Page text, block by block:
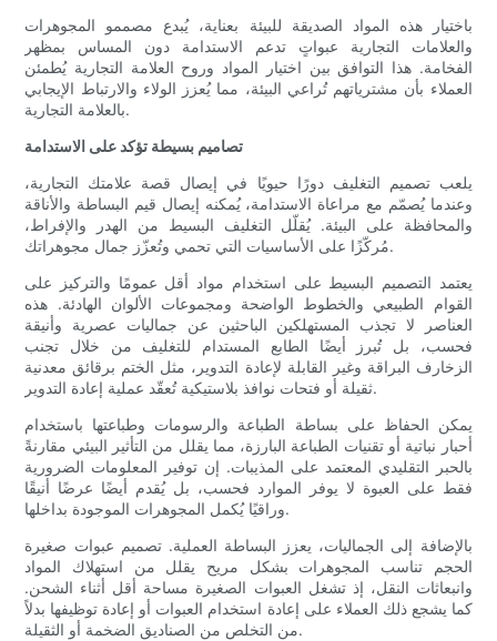
باختيار هذه المواد الصديقة للبيئة بعناية، يُبدع مصممو المجوهرات
والعلامات التجارية عبواتٍ تدعم الاستدامة دون المساس بمظهر
الفخامة. هذا التوافق بين اختيار المواد وروح العلامة التجارية يُطمئن
العملاء بأن مشترياتهم تُراعي البيئة، مما يُعزز الولاء والارتباط الإيجابي
بالعلامة التجارية.
تصاميم بسيطة تؤكد على الاستدامة
يلعب تصميم التغليف دورًا حيويًا في إيصال قصة علامتك التجارية،
وعندما يُصمّم مع مراعاة الاستدامة، يُمكنه إيصال قيم البساطة والأناقة
والمحافظة على البيئة. يُقلّل التغليف البسيط من الهدر والإفراط،
مُركّزًا على الأساسيات التي تحمي وتُعزّز جمال مجوهراتك.
يعتمد التصميم البسيط على استخدام مواد أقل عمومًا والتركيز على
القوام الطبيعي والخطوط الواضحة ومجموعات الألوان الهادئة. هذه
العناصر لا تجذب المستهلكين الباحثين عن جماليات عصرية وأنيقة
فحسب، بل تُبرز أيضًا الطابع المستدام للتغليف من خلال تجنب
الزخارف البراقة وغير القابلة لإعادة التدوير، مثل الختم برقائق معدنية
ثقيلة أو فتحات نوافذ بلاستيكية تُعقّد عملية إعادة التدوير.
يمكن الحفاظ على بساطة الطباعة والرسومات وطباعتها باستخدام
أحبار نباتية أو تقنيات الطباعة البارزة، مما يقلل من التأثير البيئي مقارنةً
بالحبر التقليدي المعتمد على المذيبات. إن توفير المعلومات الضرورية
فقط على العبوة لا يوفر الموارد فحسب، بل يُقدم أيضًا عرضًا أنيقًا
وراقيًا يُكمل المجوهرات الموجودة بداخلها.
بالإضافة إلى الجماليات، يعزز البساطة العملية. تصميم عبوات صغيرة
الحجم تناسب المجوهرات بشكل مريح يقلل من استهلاك المواد
وانبعاثات النقل، إذ تشغل العبوات الصغيرة مساحة أقل أثناء الشحن.
كما يشجع ذلك العملاء على إعادة استخدام العبوات أو إعادة توظيفها بدلاً
من التخلص من الصناديق الضخمة أو الثقيلة.